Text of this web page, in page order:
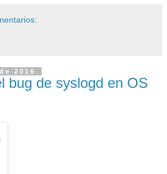
2016
bug de syslogd en OS